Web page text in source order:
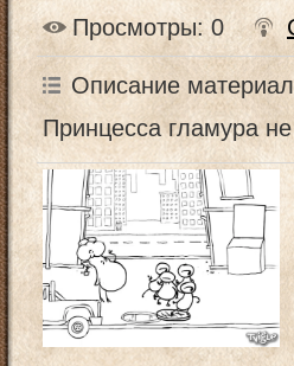
Просмотры: 0
Описание
Принцесса гламура